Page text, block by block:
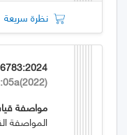
نظرة سريعة
مواصفة
المواصفة